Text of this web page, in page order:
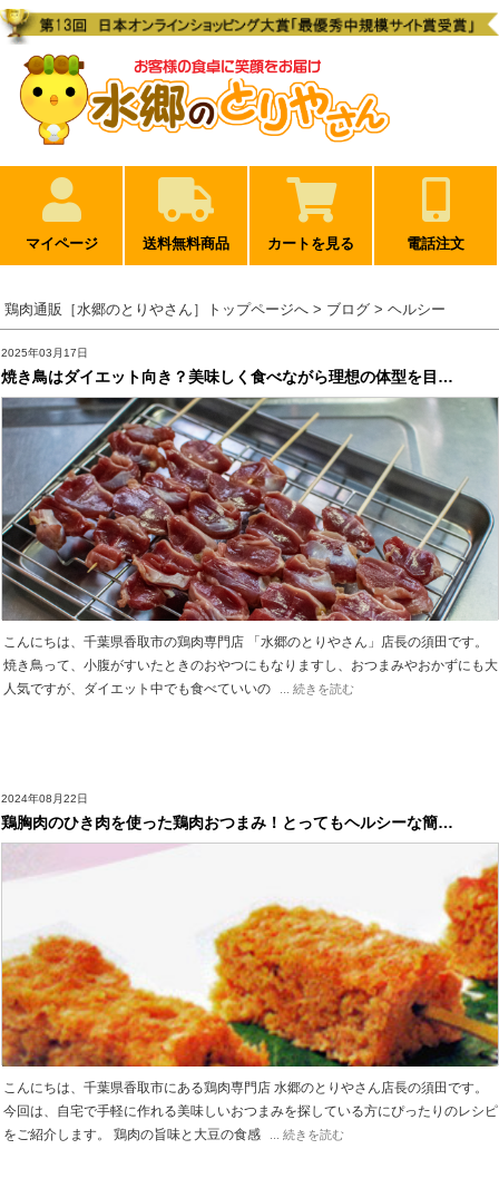
マイページ 送料無料商品 カートを見る 電話注文
鶏肉通販［水郷のとりやさん］トップページへ > ブログ > ヘルシー
2025年03月17日
焼き鳥はダイエット向き？美味しく食べながら理想の体型を目…
こんにちは、千葉県香取市の鶏肉専門店 「水郷のとりやさん」店長の須田です。
焼き鳥って、小腹がすいたときのおやつにもなりますし、おつまみやおかずにも大
人気ですが、ダイエット中でも食べていいの
... 続きを読む
2024年08月22日
鶏胸肉のひき肉を使った鶏肉おつまみ！とってもヘルシーな簡…
こんにちは、千葉県香取市にある鶏肉専門店 水郷のとりやさん店長の須田です。
今回は、自宅で手軽に作れる美味しいおつまみを探している方にぴったりのレシピ
をご紹介します。 鶏肉の旨味と大豆の食感
... 続きを読む